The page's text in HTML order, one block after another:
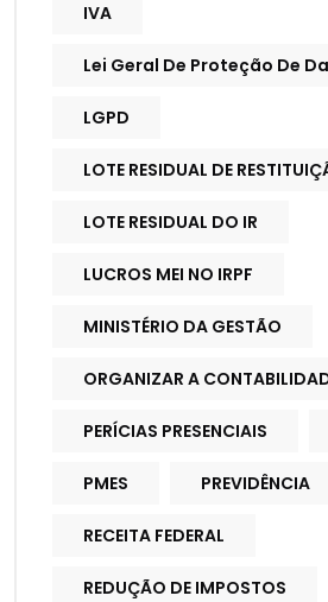
IVA
Lei Geral De Proteção De
LGPD
LOTE RESIDUAL DE
LOTE RESIDUAL DO IR
LUCROS MEI NO IRPF
MINISTÉRIO DA GESTÃO
ORGANIZAR A
PERÍCIAS PRESENCIAIS
PMES PREVIDÊNCIA
RECEITA FEDERAL
REDUÇÃO DE IMPOSTOS